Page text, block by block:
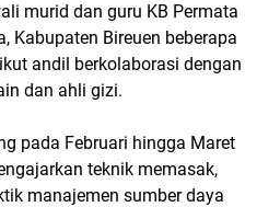
murid dan guru KB Permata
Kabupaten Bireuen beberapa
andil berkolaborasi dengan
dan ahli gizi.
pada Februari hingga Maret
teknik memasak,
manajemen sumber daya